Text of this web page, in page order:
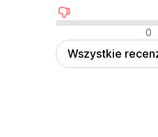
Negatywne 0
Wszystkie